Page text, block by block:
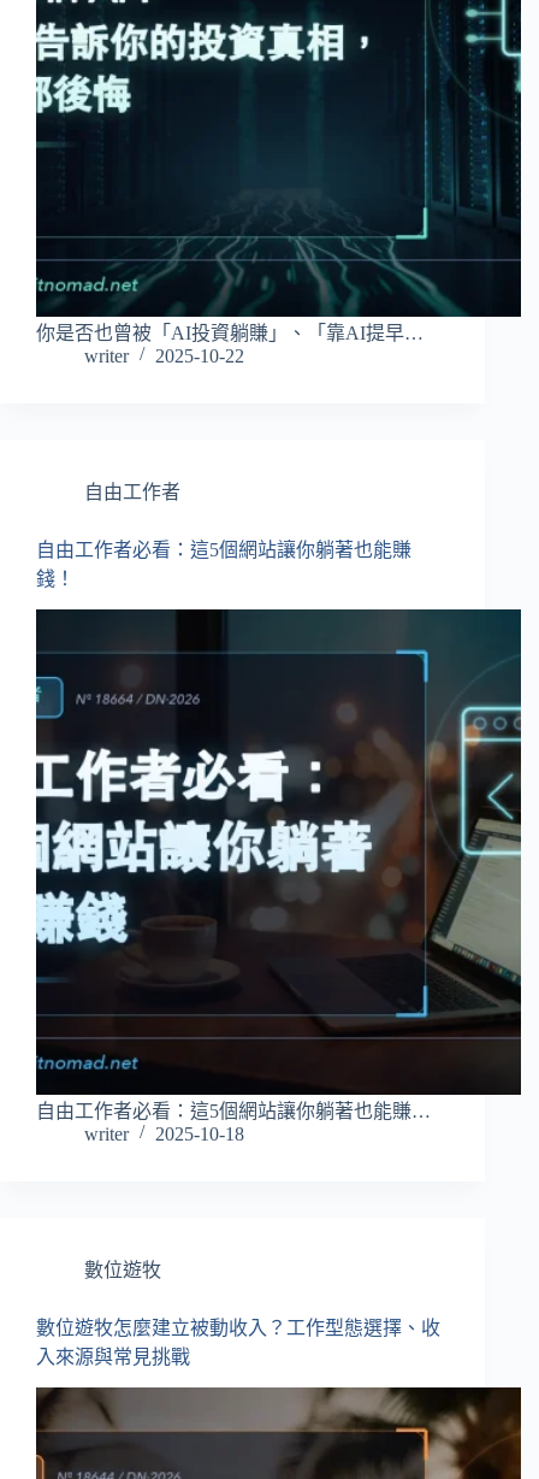
你是否也曾被「AI投資躺賺」、「靠AI提早…
writer
2025-10-22
自由工作者
自由工作者必看：這5個網站讓你躺著也能賺
錢！
自由工作者必看：這5個網站讓你躺著也能賺…
writer
2025-10-18
數位遊牧
數位遊牧怎麼建立被動收入？工作型態選擇、收
入來源與常見挑戰